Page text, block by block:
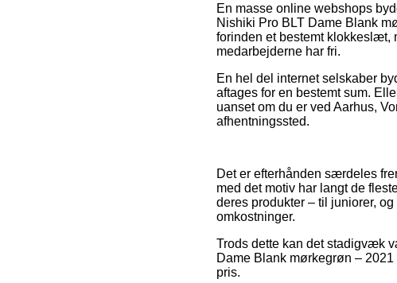
En masse online webshops
Nishiki Pro BLT Dame Blank
forinden et bestemt klokkeslæt,
medarbejderne har fri.
En hel del internet selskaber
aftages for en bestemt sum.
uanset om du er ved Aarhus,
afhentningssted.
Det er efterhånden særdeles
med det motiv har langt de
deres produkter – til juniorer,
omkostninger.
Trods dette kan det stadigvæk
Dame Blank mørkegrøn –
pris.